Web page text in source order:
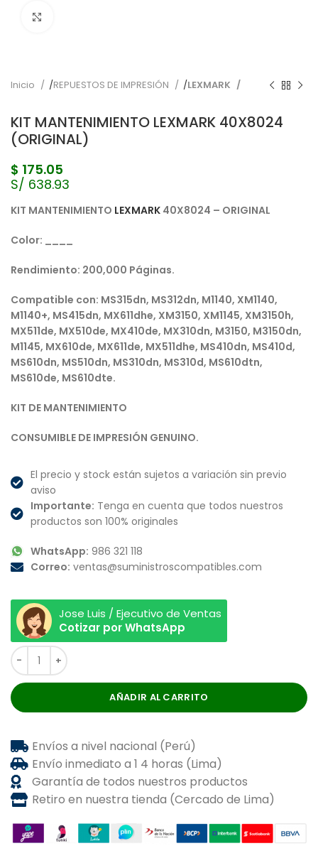
Inicio REPUESTOS DE IMPRESIÓN LEXMARK
KIT MANTENIMIENTO LEXMARK 40X8024
(ORIGINAL)
$ 175.05
S/ 638.93
KIT MANTENIMIENTO LEXMARK 40X8024 – ORIGINAL
Color: ____
Rendimiento: 200,000 Páginas.
Compatible con: MS315dn, MS312dn, M1140, XM1140,
M1140+, MS415dn, MX611dhe, XM3150, XM1145, XM3150h,
MX511de, MX510de, MX410de, MX310dn, M3150, M3150dn,
M1145, MX610de, MX611de, MX511dhe, MS410dn, MS410d,
MS610dn, MS510dn, MS310dn, MS310d, MS610dtn,
MS610de, MS610dte.
KIT DE MANTENIMIENTO
CONSUMIBLE DE IMPRESIÓN GENUINO.
El precio y stock están sujetos a variación sin previo
aviso
Importante: Tenga en cuenta que todos nuestros
productos son 100% originales
WhatsApp: 986 321 118
Correo: ventas@suministroscompatibles.com
Jose Luis / Ejecutivo de Ventas
Cotizar por WhatsApp
AÑADIR AL CARRITO
Envíos a nivel nacional (Perú)
Envío inmediato a 1 4 horas (Lima)
Garantía de todos nuestros productos
Retiro en nuestra tienda (Cercado de Lima)